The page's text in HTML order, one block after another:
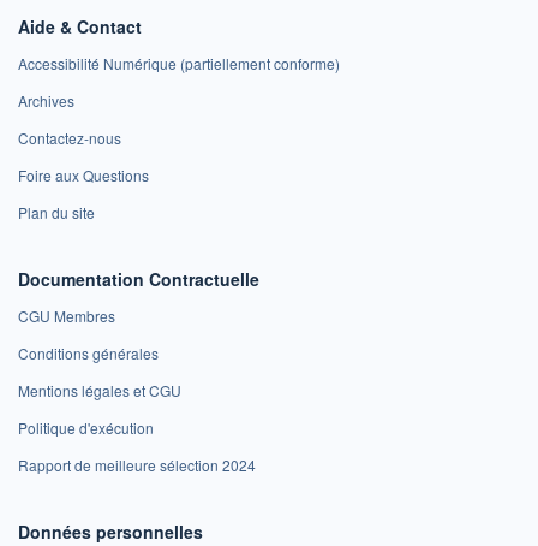
Aide & Contact
Accessibilité Numérique (partiellement conforme)
Archives
Contactez-nous
Foire aux Questions
Plan du site
Documentation Contractuelle
CGU Membres
Conditions générales
Mentions légales et CGU
Politique d'exécution
Rapport de meilleure sélection 2024
Données personnelles